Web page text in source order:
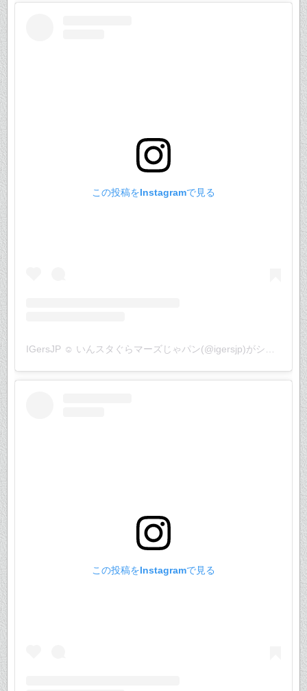
この投稿をInstagramで見る
この投稿をInstagramで見る